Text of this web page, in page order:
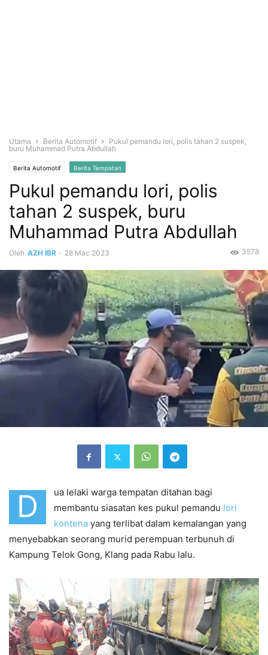
Utama Berita Automotif
Pukul pemandu lori, polis tahan 2 suspek,
buru Muhammad Putra Abdullah
Berita Automotif Berita Tempatan
Pukul pemandu lori, polis
tahan 2 suspek, buru
Muhammad Putra Abdullah
Oleh AZH IBR - 28 Mac 2023 3578
D
ua lelaki warga tempatan ditahan bagi
membantu siasatan kes pukul pemandu lori
kontena yang terlibat dalam kemalangan yang
menyebabkan seorang murid perempuan terbunuh di
Kampung Telok Gong, Klang pada Rabu lalu.